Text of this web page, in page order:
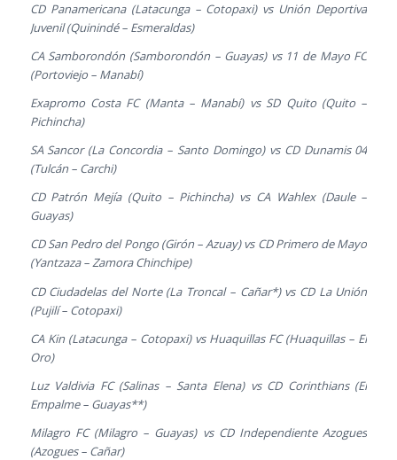
CD Panamericana (Latacunga – Cotopaxi) vs Unión Deportiva
Juvenil (Quinindé – Esmeraldas)
CA Samborondón (Samborondón – Guayas) vs 11 de Mayo FC
(Portoviejo – Manabí)
Exapromo Costa FC (Manta – Manabí) vs SD Quito (Quito –
Pichincha)
SA Sancor (La Concordia – Santo Domingo) vs CD Dunamis 04
(Tulcán – Carchi)
CD Patrón Mejía (Quito – Pichincha) vs CA Wahlex (Daule –
Guayas)
CD San Pedro del Pongo (Girón – Azuay) vs CD Primero de Mayo
(Yantzaza – Zamora Chinchipe)
CD Ciudadelas del Norte (La Troncal – Cañar*) vs CD La Unión
(Pujilí – Cotopaxi)
CA Kin (Latacunga – Cotopaxi) vs Huaquillas FC (Huaquillas – El
Oro)
Luz Valdivia FC (Salinas – Santa Elena) vs CD Corinthians (El
Empalme – Guayas**)
Milagro FC (Milagro – Guayas) vs CD Independiente Azogues
(Azogues – Cañar)